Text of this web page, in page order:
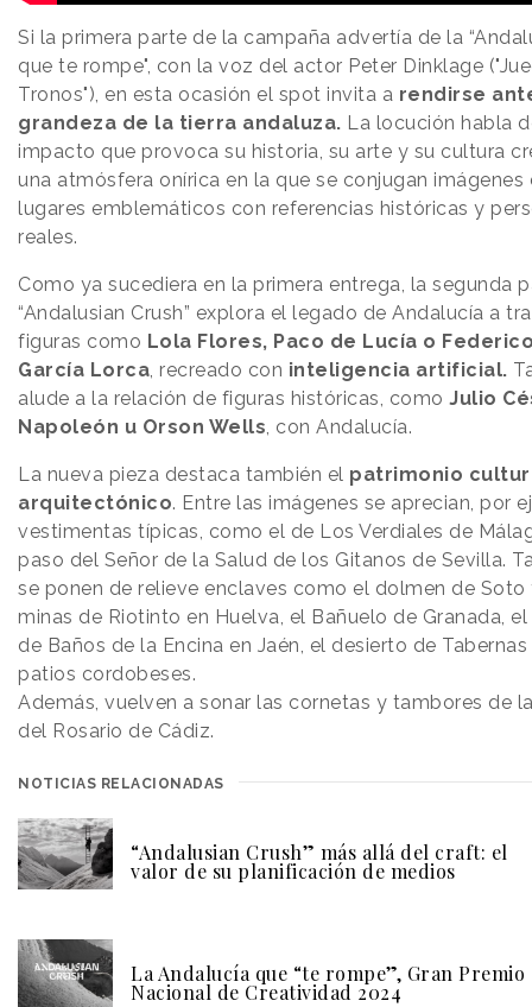
Si la primera parte de la campaña advertía de la
que te rompe", con la voz del actor Peter Dinklage
Tronos"), en esta ocasión el spot invita a rendirse
grandeza de la tierra andaluza. La locución habla
impacto que provoca su historia, su arte y su cultura
una atmósfera onírica en la que se conjugan imágenes
lugares emblemáticos con referencias históricas y
reales.
Como ya sucediera en la primera entrega, la segunda
“Andalusian Crush” explora el legado de Andalucía a
figuras como Lola Flores, Paco de Lucía o
García Lorca, recreado con inteligencia artificial.
alude a la relación de figuras históricas, como Julio
Napoleón u Orson Wells, con Andalucía.
La nueva pieza destaca también el patrimonio
arquitectónico. Entre las imágenes se aprecian, por
vestimentas típicas, como el de Los Verdiales de
paso del Señor de la Salud de los Gitanos de Sevilla.
se ponen de relieve enclaves como el dolmen de Soto
minas de Riotinto en Huelva, el Bañuelo de Granada,
de Baños de la Encina en Jaén, el desierto de
patios cordobeses.
Además, vuelven a sonar las cornetas y tambores de
del Rosario de Cádiz.
NOTICIAS RELACIONADAS
“Andalusian Crush” más allá del craft: el
valor de su planificación de medios
La Andalucía que “te rompe”, Gran Premio
Nacional de Creatividad 2024